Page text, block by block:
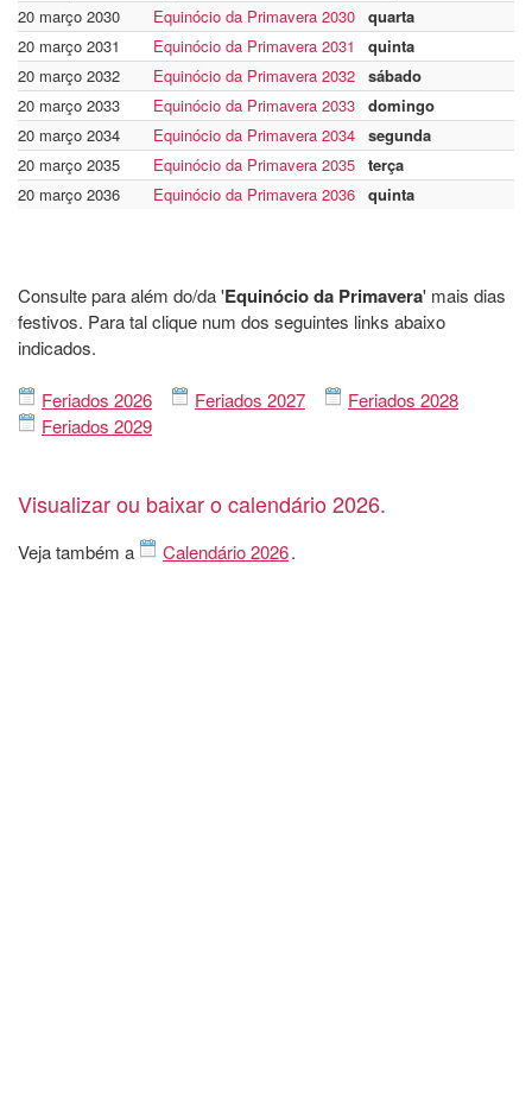
20 março 2030
Equinócio da Primavera 2030 quarta
20 março 2031
Equinócio da Primavera 2031 quinta
20 março 2032
Equinócio da Primavera 2032 sábado
20 março 2033
Equinócio da Primavera 2033 domingo
20 março 2034
Equinócio da Primavera 2034 segunda
20 março 2035
Equinócio da Primavera 2035 terça
20 março 2036
Equinócio da Primavera 2036 quinta
Consulte para além do/da 'Equinócio da Primavera' mais dias
festivos. Para tal clique num dos seguintes links abaixo
indicados.
Feriados 2026 Feriados 2027
Feriados 2028
Feriados 2029
Visualizar ou baixar o calendário 2026.
Veja também a Calendário 2026.